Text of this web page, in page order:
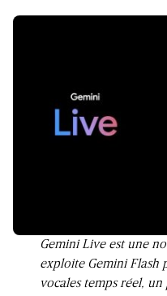
Gemini Live est une
exploite Gemini Flash
vocales temps réel,